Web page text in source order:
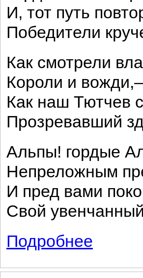
И, тот путь
Победители
Как смотрели
Короли и
Как наш Тютчев
Прозревавший
Альпы! гордые
Непреложным
И пред вами
Свой
Подробнее